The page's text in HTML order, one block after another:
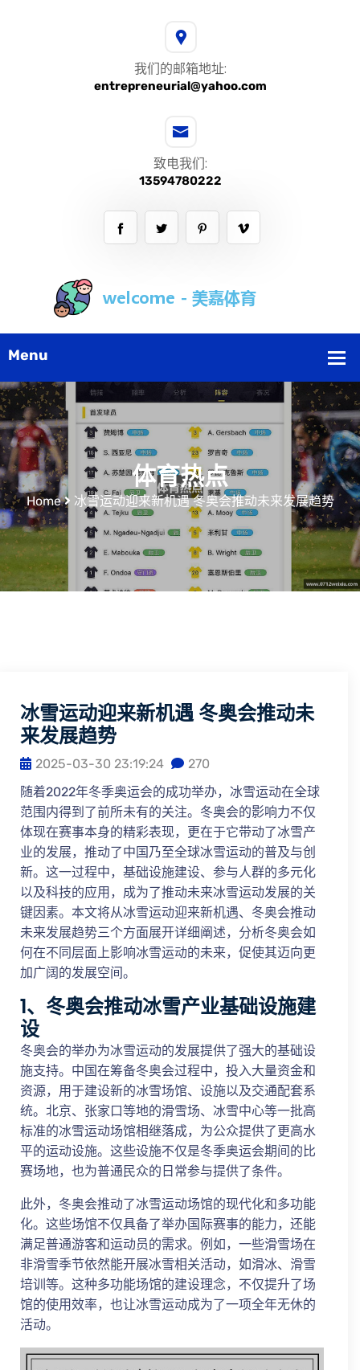
我们的邮箱地址:
entrepreneurial@yahoo.com
致电我们:
13594780222
体育热点
Home 冰雪运动迎来新机遇 冬奥会推动未来发展趋势
冰雪运动迎来新机遇 冬奥会推动未
来发展趋势
2025-03-30 23:19:24
270
随着2022年冬季奥运会的成功举办，冰雪运动在全球
范围内得到了前所未有的关注。冬奥会的影响力不仅
体现在赛事本身的精彩表现，更在于它带动了冰雪产
业的发展，推动了中国乃至全球冰雪运动的普及与创
新。这一过程中，基础设施建设、参与人群的多元化
以及科技的应用，成为了推动未来冰雪运动发展的关
键因素。本文将从冰雪运动迎来新机遇、冬奥会推动
未来发展趋势三个方面展开详细阐述，分析冬奥会如
何在不同层面上影响冰雪运动的未来，促使其迈向更
加广阔的发展空间。
1、冬奥会推动冰雪产业基础设施建
设
冬奥会的举办为冰雪运动的发展提供了强大的基础设
施支持。中国在筹备冬奥会过程中，投入大量资金和
资源，用于建设新的冰雪场馆、设施以及交通配套系
统。北京、张家口等地的滑雪场、冰雪中心等一批高
标准的冰雪运动场馆相继落成，为公众提供了更高水
平的运动设施。这些设施不仅是冬季奥运会期间的比
赛场地，也为普通民众的日常参与提供了条件。
此外，冬奥会推动了冰雪运动场馆的现代化和多功能
化。这些场馆不仅具备了举办国际赛事的能力，还能
满足普通游客和运动员的需求。例如，一些滑雪场在
非滑雪季节依然能开展冰雪相关活动，如滑冰、滑雪
培训等。这种多功能场馆的建设理念，不仅提升了场
馆的使用效率，也让冰雪运动成为了一项全年无休的
活动。